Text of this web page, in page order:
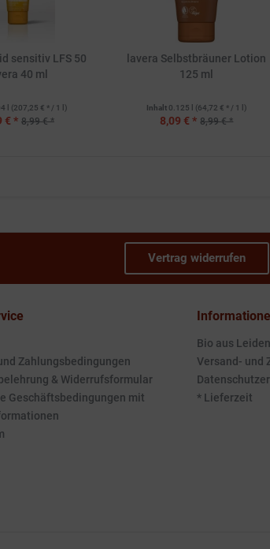
sensitiv LFS 50
40 ml
l (207,25 € * / 1 l)
€ * 8,99 € *
lavera Selbstbräuner Lotion
125 ml
Inhalt 0.125 l (64,72 € * / 1 l)
8,09 € * 8,99 € *
Vertrag widerrufen
Zahlungsbedingungen
& Widerrufsformular
Geschäftsbedingungen mit
Bio aus
Versand- und
* Lieferzeit